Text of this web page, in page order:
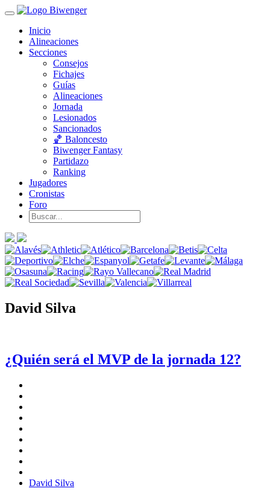
Inicio
Alineaciones
Secciones
Consejos
Fichajes
Guías
Alineaciones
Jornada
Lesionados
Sancionados
🏀 Baloncesto
Biwenger Fantasy
Partidazo
Ranking
Jugadores
Cronistas
Foro
David Silva
¿Quién será el MVP de la jornada 12?
David Silva